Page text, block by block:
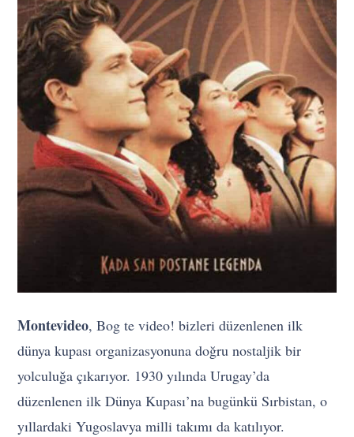
Montevideo, Bog te video! bizleri düzenlenen ilk
dünya kupası organizasyonuna doğru nostaljik bir
yolculuğa çıkarıyor. 1930 yılında Urugay’da
düzenlenen ilk Dünya Kupası’na bugünkü Sırbistan, o
yıllardaki Yugoslavya milli takımı da katılıyor.